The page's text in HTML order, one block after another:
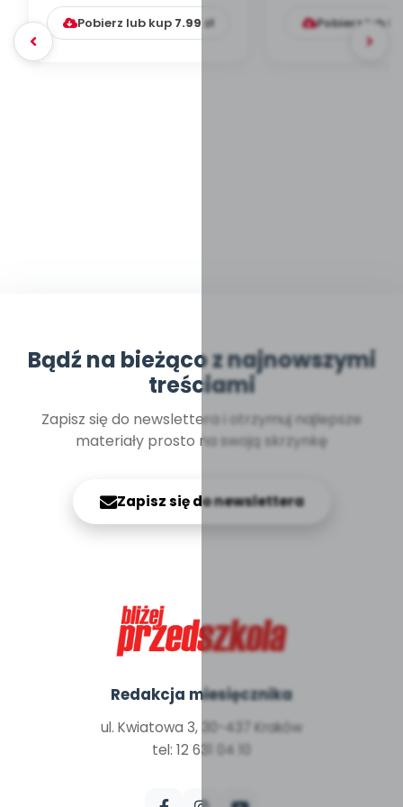
Pobierz lub kup 7.99 zł Pobierz lub
Bądź na bieżąco z najnowszymi
treściami
Zapisz się do newslettera i otrzymuj najlepsze
materiały prosto na swoją skrzynkę
Zapisz się do newslettera
Redakcja miesięcznika
ul. Kwiatowa 3, 30-437 Kraków
tel: 12 631 04 10